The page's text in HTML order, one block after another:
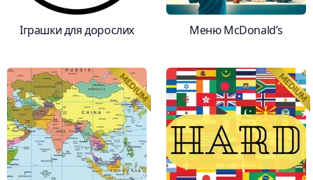
Іграшки для дорослих Меню McDonald’s